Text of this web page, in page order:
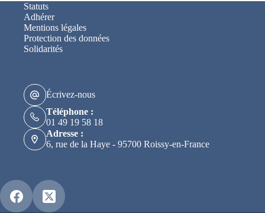
Statuts
Adhérer
Mentions légales
Protection des données
Solidarités
Écrivez-nous
Téléphone :
01 49 19 58 18
Adresse :
6, rue de la Haye - 95700 Roissy-en-France